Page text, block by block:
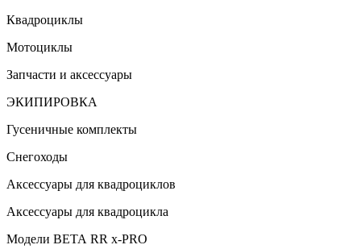
Квадроциклы
Мотоциклы
Запчасти и аксессуары
ЭКИПИРОВКА
Гусеничные комплекты
Снегоходы
Аксессуары для квадроциклов
Аксессуары для квадроцикла
Модели ВЕТА RR x-PRO